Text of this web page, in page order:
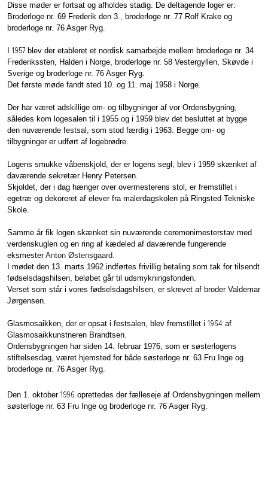
Disse møder er fortsat og afholdes stadig. De deltagende loger er:
Broderloge nr. 69 Frederik den 3., broderloge nr. 77 Rolf Krake og
broderloge nr. 76 Asger Ryg.
1957blev der etableret et nordisk samarbejde mellem broderloge nr. 34
Frederikssten, Halden i Norge, broderloge nr. 58 Vestergyllen, Skøvde i
Sverige og broderloge nr. 76 Asger Ryg.
Det første møde fandt sted 10. og 11. maj 1958 i Norge.
Der har været adskillige om- og tilbygninger af vor Ordensbygning,
således kom logesalen til i 1955 og i 1959 blev det besluttet at bygge
den nuværende festsal, som stod færdig i 1963. Begge om- og
tilbygninger er udført af logebrødre.
Logens smukke våbenskjold, der er logens segl, blev i 1959 skænket af
daværende sekretær Henry Petersen.
Skjoldet, der i dag hænger over overmesterens stol, er fremstillet i
egetræ og dekoreret af elever fra malerdagskolen på Ringsted Tekniske
Skole.
Samme år fik logen skænket sin nuværende ceremonimesterstav med
verdenskuglen og en ring af kædeled af daværende fungerende
eksmesterAnton Østensgaard.
I mødet den 13. marts 1962 indførtes frivillig betaling som tak for tilsendt
fødselsdagshilsen, beløbet går til udsmykningsfonden.
Verset som står i vores fødselsdagshilsen, er skrevet af broder Valdemar
Jørgensen.
Glasmosaikken, der er opsat i festsalen, blev fremstillet i 1964 af
Glasmosaikkunstneren Brandtsen.
Ordensbygningen har siden 14. februar 1976, som er søsterlogens
stiftelsesdag, været hjemsted for både søsterloge nr. 63 Fru Inge og
broderloge nr. 76 Asger Ryg.
Den 1. oktober 1996 oprettedes der fælleseje af Ordensbygningen mellem
søsterloge nr. 63 Fru Inge og broderloge nr. 76 Asger Ryg.